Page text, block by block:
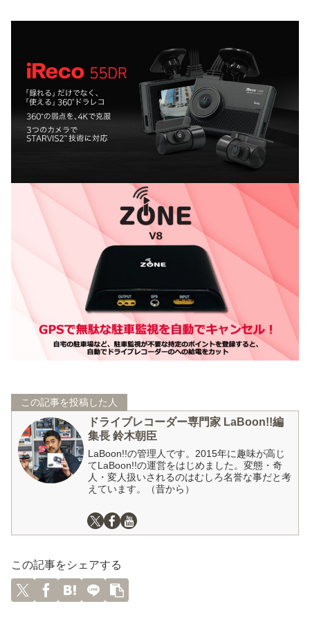
この記事を投稿した人
ドライブレコーダー専門家 LaBoon!!編
集長 鈴木朝臣
LaBoon!!の管理人です。2015年に趣味が高じ
てLaBoon!!の運営をはじめました。変態・奇
人・変人扱いされるのはむしろ名誉な事だと考
えています。（昔から）
この記事をシェアする